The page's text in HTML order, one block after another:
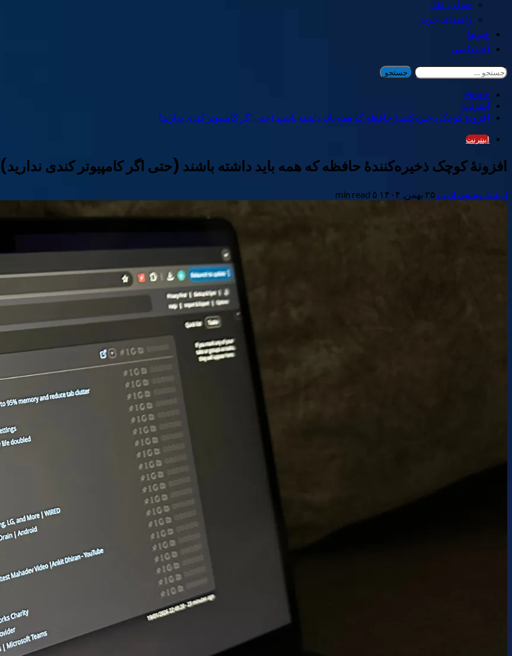
حمل و نقل
راهنمای خرید
خبرها
اختصاصی
جستجو
برای:
Home
اینترنت
افزونهٔ کوچک ذخیره‌کنندهٔ حافظه که همه باید داشته باشند (حتی اگر کامپیوتر کندی ندارید)
اینترنت
افزونهٔ کوچک ذخیره‌کنندهٔ حافظه که همه باید داشته باشند (حتی اگر کامپیوتر کندی ندارید)
ارشیا یوسفی ادیب ۲۵ بهمن, ۱۴۰۴ ۵ min read